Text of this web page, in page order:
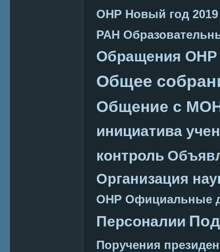
ОНР Новый год 2019
РАН
Обращения ОНР
Общее
Общение с
инициатива
контроль
Организация
ОНР Официальные
Персоналии
Поручения